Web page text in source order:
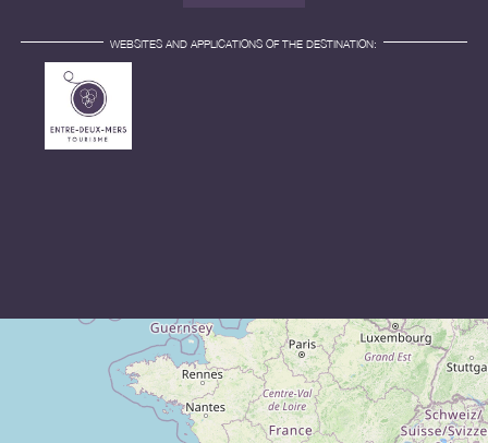
WEBSITES AND APPLICATIONS OF THE DESTINATION: